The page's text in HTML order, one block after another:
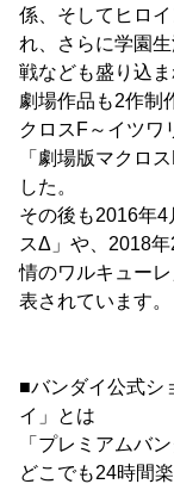
係、そしてヒロ
れ、さらに学園
戦なども盛り込ま
劇場作品も2作制
クロスF～イツワ
「劇場版マクロ
した。
その後も2016年
スΔ」や、2018
情のワルキュー
表されています。
■バンダイ公式シ
イ」とは
「プレミアムバ
どこでも24時間